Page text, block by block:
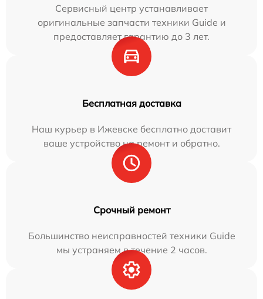
Сервисный центр устанавливает
оригинальные запчасти техники Guide и
предоставляет гарантию до 3 лет.
Бесплатная доставка
Наш курьер в Ижевске бесплатно доставит
ваше устройство на ремонт и обратно.
Срочный ремонт
Большинство неисправностей техники Guide
мы устраняем в течение 2 часов.